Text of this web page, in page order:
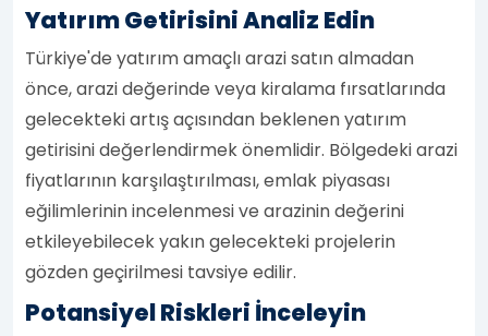
Yatırım Getirisini Analiz Edin
Türkiye'de yatırım amaçlı arazi satın almadan
önce, arazi değerinde veya kiralama fırsatlarında
gelecekteki artış açısından beklenen yatırım
getirisini değerlendirmek önemlidir. Bölgedeki arazi
fiyatlarının karşılaştırılması, emlak piyasası
eğilimlerinin incelenmesi ve arazinin değerini
etkileyebilecek yakın gelecekteki projelerin
gözden geçirilmesi tavsiye edilir.
Potansiyel Riskleri İnceleyin